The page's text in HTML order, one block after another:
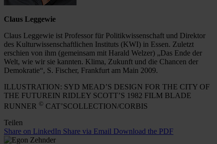
Claus Leggewie
Claus Leggewie ist Professor für Politikwissenschaft und Direktor
des Kulturwissenschaftlichen Instituts (KWI) in Essen. Zuletzt
erschien von ihm (gemeinsam mit Harald Welzer) „Das Ende der
Welt, wie wir sie kannten. Klima, Zukunft und die Chancen der
Demokratie“, S. Fischer, Frankfurt am Main 2009.
ILLUSTRATION: SYD MEAD’S DESIGN FOR THE CITY OF
THE FUTUREIN RIDLEY SCOTT’S 1982 FILM BLADE
RUNNER © CAT’SCOLLECTION/CORBIS
Teilen
Share on LinkedIn Share via Email Download the PDF